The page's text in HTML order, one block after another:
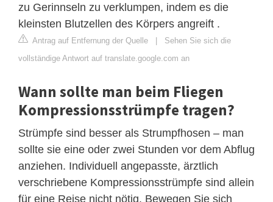
zu Gerinnseln zu verklumpen, indem es die
kleinsten Blutzellen des Körpers angreift .
Antrag auf Entfernung der Quelle | Sehen Sie sich die
vollständige Antwort auf translate.google.com an
Wann sollte man beim Fliegen
Kompressionsstrümpfe tragen?
Strümpfe sind besser als Strumpfhosen – man
sollte sie eine oder zwei Stunden vor dem Abflug
anziehen. Individuell angepasste, ärztlich
verschriebene Kompressionsstrümpfe sind allein
für eine Reise nicht nötig. Bewegen Sie sich